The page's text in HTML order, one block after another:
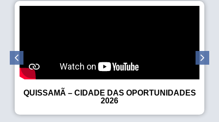
QUISSAMÃ – CIDADE DAS OPORTUNIDADES
2026